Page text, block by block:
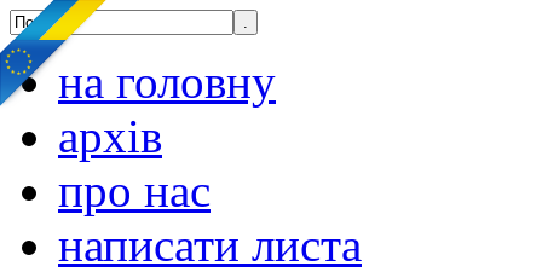
на головну
архів
про нас
написати листа